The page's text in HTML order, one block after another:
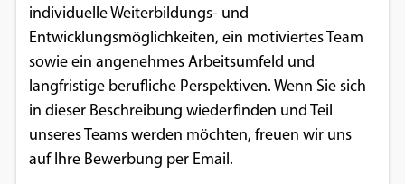
individuelle Weiterbildungs- und
Entwicklungsmöglichkeiten, ein motiviertes Team
sowie ein angenehmes Arbeitsumfeld und
langfristige berufliche Perspektiven. Wenn Sie sich
in dieser Beschreibung wiederfinden und Teil
unseres Teams werden möchten, freuen wir uns
auf Ihre Bewerbung per Email.